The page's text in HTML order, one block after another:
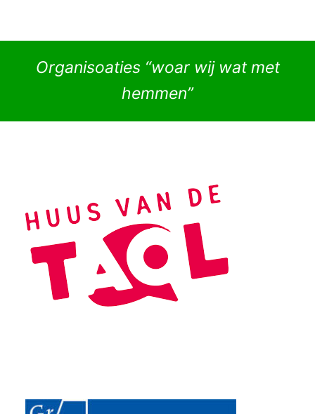
Organisoaties “woar wij wat met
hemmen”